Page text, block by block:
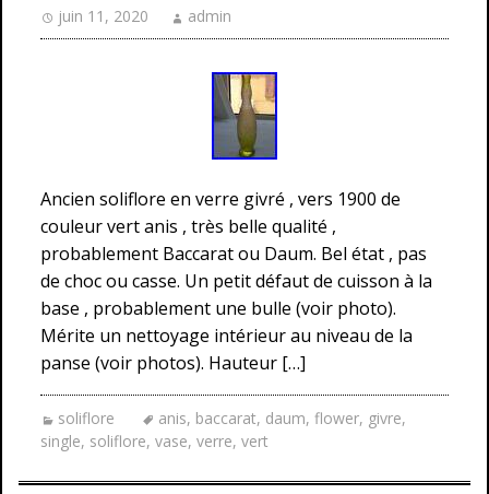
juin 11, 2020 admin
Ancien soliflore en verre givré , vers 1900 de
couleur vert anis , très belle qualité ,
probablement Baccarat ou Daum. Bel état , pas
de choc ou casse. Un petit défaut de cuisson à la
base , probablement une bulle (voir photo).
Mérite un nettoyage intérieur au niveau de la
panse (voir photos). Hauteur […]
soliflore anis, baccarat, daum, flower, givre,
single, soliflore, vase, verre, vert